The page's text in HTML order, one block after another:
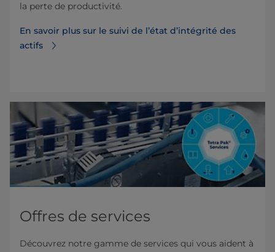
la perte de productivité.
En savoir plus sur le suivi de l’état d’intégrité des
actifs
Offres de services
Découvrez notre gamme de services qui vous aident à